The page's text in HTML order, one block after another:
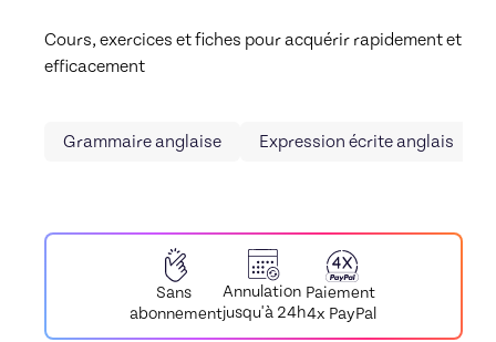
Cours, exercices et fiches pour acquérir rapidement et
efficacement
Grammaire anglaise Expression écrite anglais
Sans
abonnement
Annulation
jusqu'à 24h
Paiement
4x PayPal